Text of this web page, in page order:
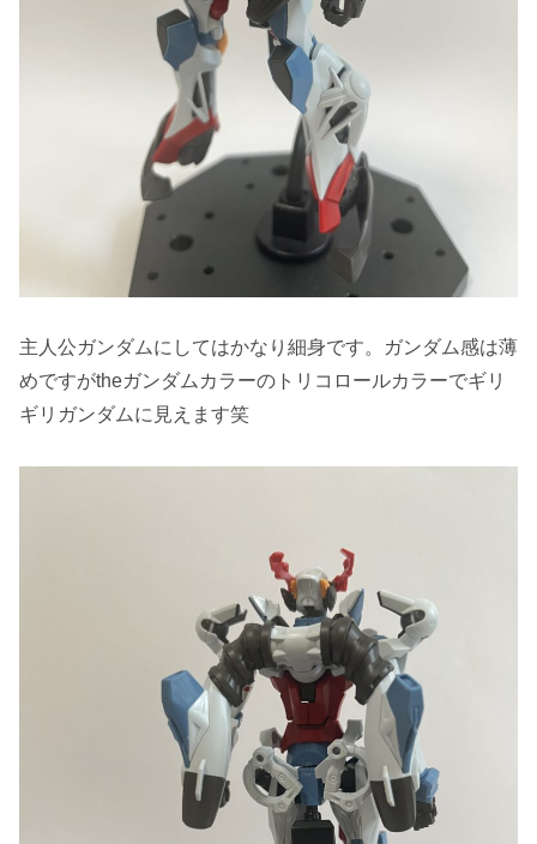
主人公ガンダムにしてはかなり細身です。ガンダム感は薄
めですがtheガンダムカラーのトリコロールカラーでギリ
ギリガンダムに見えます笑